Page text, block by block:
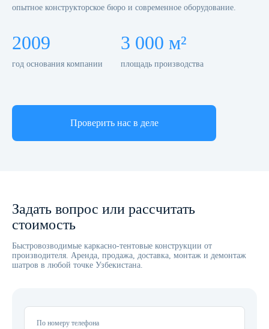
опытное конструкторское бюро и современное оборудование.
2009
год основания компании
3 000 м²
площадь производства
Проверить нас в деле
Задать вопрос или рассчитать
стоимость
Быстровозводимые каркасно-тентовые конструкции от
производителя. Аренда, продажа, доставка, монтаж и демонтаж
шатров в любой точке Узбекистана.
По номеру телефона